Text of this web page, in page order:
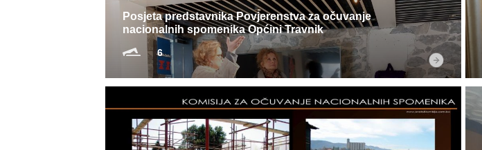
Posjeta predstavnika Povjerenstva za očuvanje
nacionalnih spomenika Općini Travnik
6